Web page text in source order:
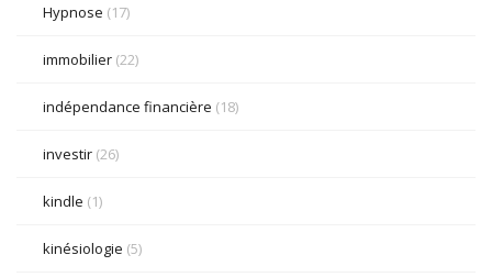
Hypnose (17)
immobilier (22)
indépendance financière (18)
investir (26)
kindle (1)
kinésiologie (5)